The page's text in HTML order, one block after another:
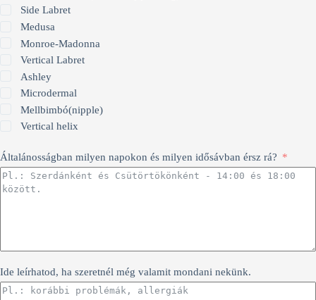
Side Labret
Medusa
Monroe-Madonna
Vertical Labret
Ashley
Microdermal
Mellbimbó(nipple)
Vertical helix
Általánosságban milyen napokon és milyen idősávban érsz rá?
Ide leírhatod, ha szeretnél még valamit mondani nekünk.